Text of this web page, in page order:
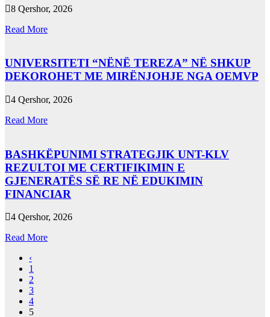
8 Qershor, 2026
Read More
UNIVERSITETI “NËNË TEREZA” NË SHKUP
DEKOROHET ME MIRËNJOHJE NGA OEMVP
4 Qershor, 2026
Read More
BASHKËPUNIMI STRATEGJIK UNT-KLV
REZULTOI ME CERTIFIKIMIN E
GJENERATËS SË RE NË EDUKIMIN
FINANCIAR
4 Qershor, 2026
Read More
‹
1
2
3
4
5